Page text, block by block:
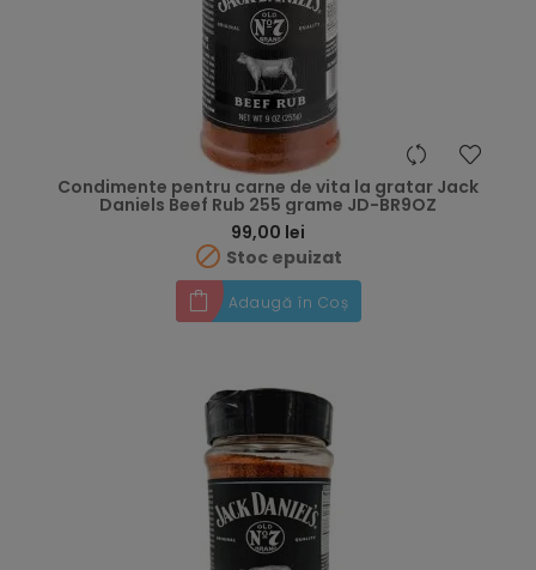
Condimente pentru carne de vita la gratar Jack
Daniels Beef Rub 255 grame JD-BR9OZ
99,00 lei
 Stoc epuizat
Adaugă în Coș